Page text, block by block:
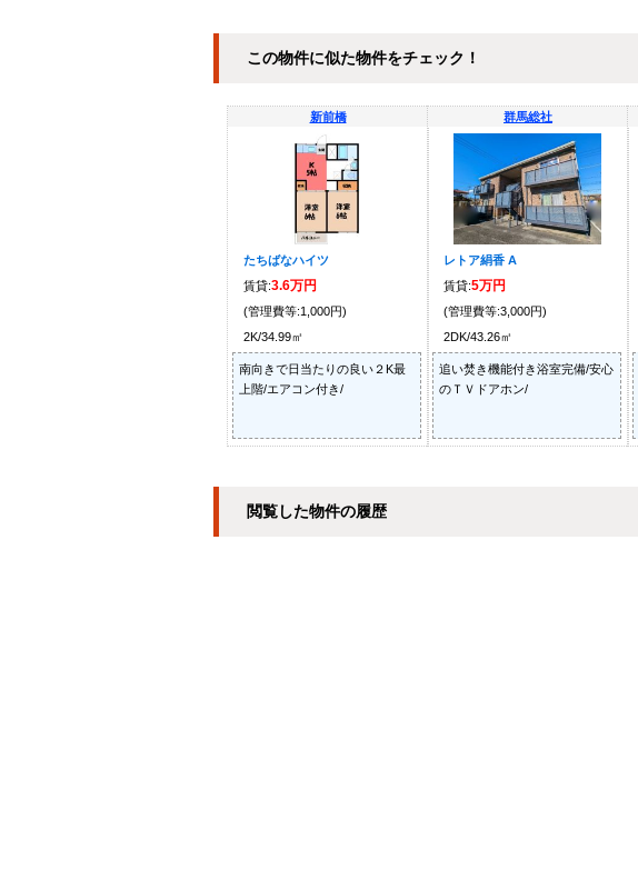
この物件に似た物件をチェック！
新前橋
たちばなハイツ
賃貸:3.6万円
(管理費等:1,000円)
2K/34.99㎡
南向きで日当たりの良い２K最
上階/エアコン付き/
群馬総社
レトア絹香 A
賃貸:5万円
(管理費等:3,000円)
2DK/43.26㎡
追い焚き機能付き浴室完備/安心
のＴＶドアホン/
閲覧した物件の履歴